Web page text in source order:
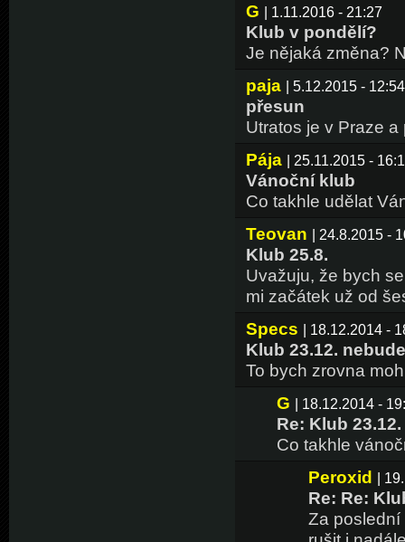
G | 1.11.2016 - 21:27
Klub v pondělí?
Je nějaká změna?
paja
| 5.12.2015 - 12:54
přesun
Utratos je v Praze
Pája
| 25.11.2015 -
Vánoční klub
Co takhle udělat
Teovan
| 24.8.2015 -
Klub 25.8.
Uvažuju, že bych
mi začátek už od
Specs
| 18.12.2014 -
Klub 23.12.
To bych zrovna
G
| 18.12.2014 -
Re: Klub
Co takhle
Peroxid
|
Re: Re:
Za poslední